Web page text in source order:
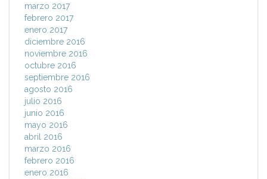
marzo 2017
febrero 2017
enero 2017
diciembre 2016
noviembre 2016
octubre 2016
septiembre 2016
agosto 2016
julio 2016
junio 2016
mayo 2016
abril 2016
marzo 2016
febrero 2016
enero 2016